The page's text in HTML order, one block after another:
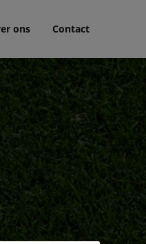
ons Contact